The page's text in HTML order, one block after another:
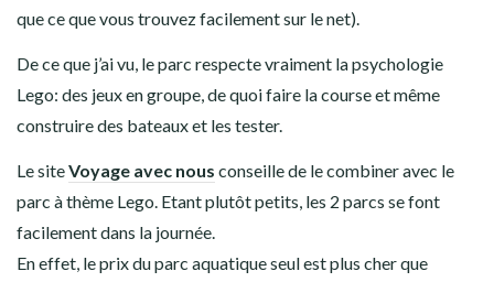
que ce que vous trouvez facilement sur le net).
De ce que j’ai vu, le parc respecte vraiment la psychologie
Lego: des jeux en groupe, de quoi faire la course et même
construire des bateaux et les tester.
Le siteVoyage avec nous conseille de le combiner avec le
parc à thème Lego. Etant plutôt petits, les 2 parcs se font
facilement dans la journée.
En effet, le prix du parc aquatique seul est plus cher que